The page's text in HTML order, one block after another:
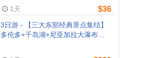
1天 $36
3日游 - 【三大东部经典景点集结】
多伦多+千岛湖+尼亚加拉大瀑布